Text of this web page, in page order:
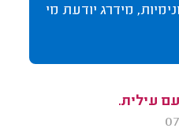
מידרג יודעת מי
עילית.